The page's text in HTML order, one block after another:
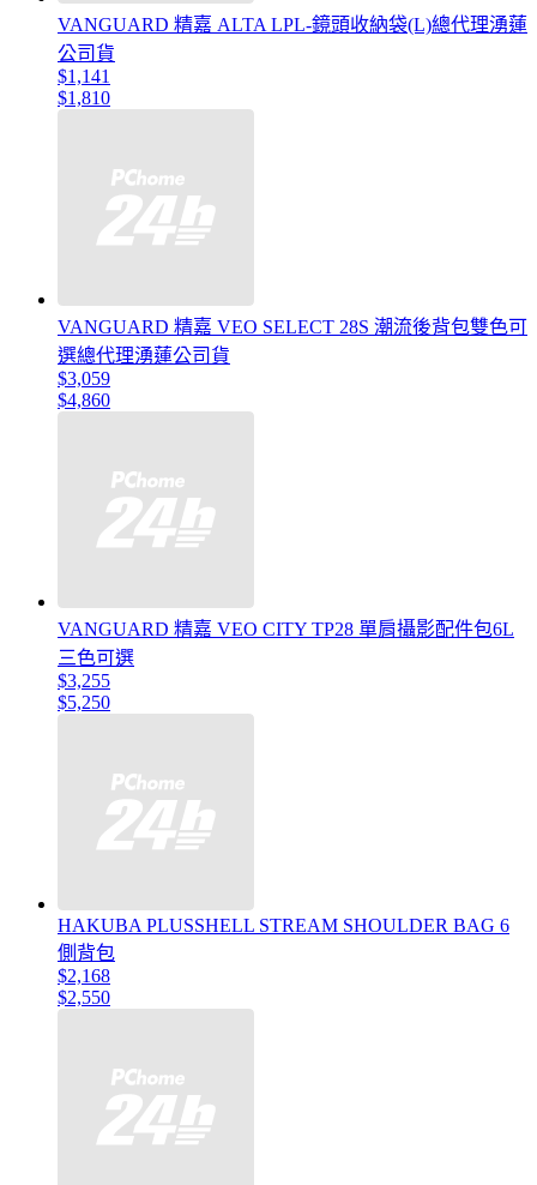
VANGUARD 精嘉 ALTA LPL-鏡頭收納袋(L)總代理湧蓮
公司貨
$1,141
$1,810
VANGUARD 精嘉 VEO SELECT 28S 潮流後背包雙色可
選總代理湧蓮公司貨
$3,059
$4,860
VANGUARD 精嘉 VEO CITY TP28 單肩攝影配件包6L
三色可選
$3,255
$5,250
HAKUBA PLUSSHELL STREAM SHOULDER BAG 6
側背包
$2,168
$2,550